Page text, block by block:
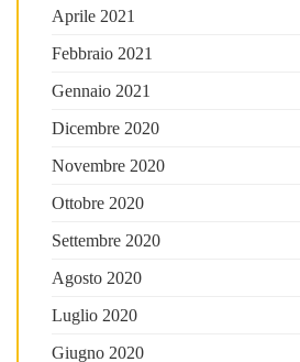
Aprile 2021
Febbraio 2021
Gennaio 2021
Dicembre 2020
Novembre 2020
Ottobre 2020
Settembre 2020
Agosto 2020
Luglio 2020
Giugno 2020